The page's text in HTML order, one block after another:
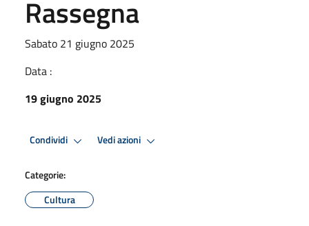
Rassegna
Sabato 21 giugno 2025
Data :
19 giugno 2025
Condividi Vedi azioni
Categorie:
Cultura